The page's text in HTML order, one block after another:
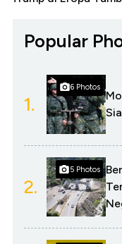
Popular
1.
6 Photos
2.
5 Photos